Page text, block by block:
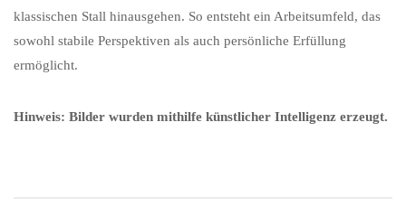
klassischen Stall hinausgehen. So entsteht ein Arbeitsumfeld, das
sowohl stabile Perspektiven als auch persönliche Erfüllung
ermöglicht.
Hinweis: Bilder wurden mithilfe künstlicher Intelligenz erzeugt.